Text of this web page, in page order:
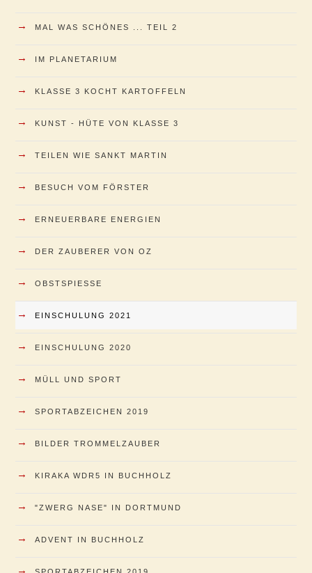
→ MAL WAS SCHÖNES ... TEIL 2
→ IM PLANETARIUM
→ KLASSE 3 KOCHT KARTOFFELN
→ KUNST - HÜTE VON KLASSE 3
→ TEILEN WIE SANKT MARTIN
→ BESUCH VOM FÖRSTER
→ ERNEUERBARE ENERGIEN
→ DER ZAUBERER VON OZ
→ OBSTSPIESSE
→ EINSCHULUNG 2021
→ EINSCHULUNG 2020
→ MÜLL UND SPORT
→ SPORTABZEICHEN 2019
→ BILDER TROMMELZAUBER
→ KIRAKA WDR5 IN BUCHHOLZ
→ "ZWERG NASE" IN DORTMUND
→ ADVENT IN BUCHHOLZ
→